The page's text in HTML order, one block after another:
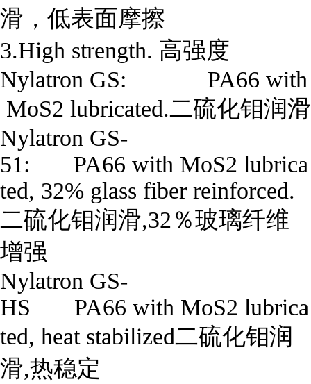
滑，低表面摩擦
3.High strength. 高强度
Nylatron GS:             PA66 with
MoS2 lubricated.二硫化钼润滑
Nylatron GS-
51:       PA66 with MoS2 lubrica
ted, 32% glass fiber reinforced.
二硫化钼润滑,32％玻璃纤维
增强
Nylatron GS-
HS       PA66 with MoS2 lubrica
ted, heat stabilized二硫化钼润
滑,热稳定